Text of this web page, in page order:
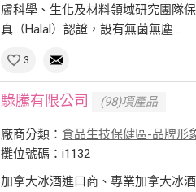
膚科學、生化及材料領域研究團隊
真（Halal）認證，設有無菌無塵...
3
騄騰有限公司 (98)項產品
廠商分類： 食品生技保健區-品牌形
攤位號碼：i1132
加拿大冰酒進口商、專業加拿大冰